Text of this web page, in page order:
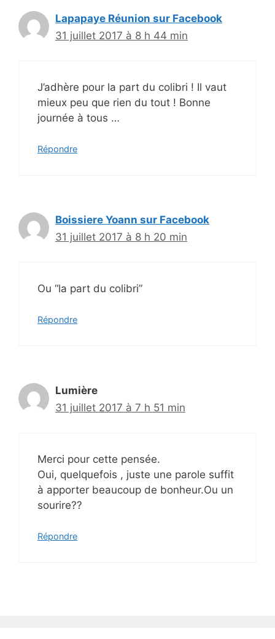
Lapapaye Réunion sur Facebook
31 juillet 2017 à 8 h 44 min
J’adhère pour la part du colibri ! Il vaut
mieux peu que rien du tout ! Bonne
journée à tous …
Répondre
Boissiere Yoann sur Facebook
31 juillet 2017 à 8 h 20 min
Ou “la part du colibri”
Répondre
Lumière
31 juillet 2017 à 7 h 51 min
Merci pour cette pensée.
Oui, quelquefois , juste une parole suffit
à apporter beaucoup de bonheur.Ou un
sourire??
Répondre